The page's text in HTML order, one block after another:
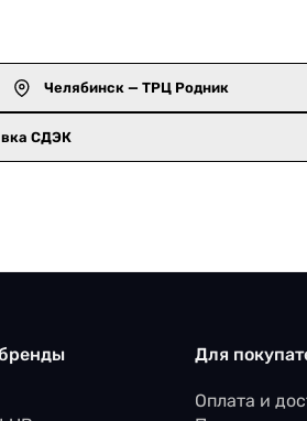
Челябинск — ТРЦ Родник
СДЭК
Для
Оплата и